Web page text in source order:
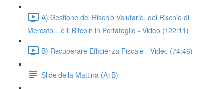
A) Gestione del Rischio Valutario, del Rischio di
Mercato... e il Bitcoin in Portafoglio - Video (122:11)
B) Recuperare Efficienza Fiscale - Video (74:46)
Slide della Mattina (A+B)